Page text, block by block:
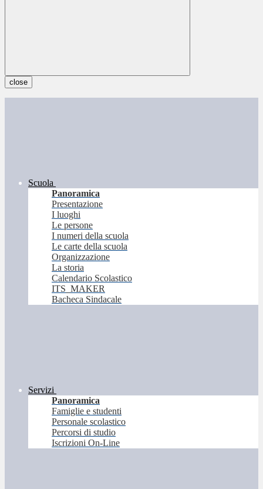
close
Scuola
Panoramica
Presentazione
I luoghi
Le persone
I numeri della scuola
Le carte della scuola
Organizzazione
La storia
Calendario Scolastico
ITS_MAKER
Bacheca Sindacale
Servizi
Panoramica
Famiglie e studenti
Personale scolastico
Percorsi di studio
Iscrizioni On-Line